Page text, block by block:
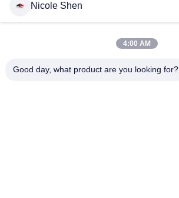
Nicole Shen
4:00 AM
Good day, what product are you looking for?